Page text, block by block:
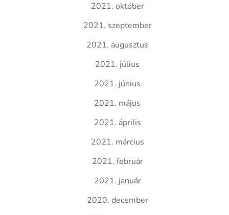
2021. október
2021. szeptember
2021. augusztus
2021. július
2021. június
2021. május
2021. április
2021. március
2021. február
2021. január
2020. december